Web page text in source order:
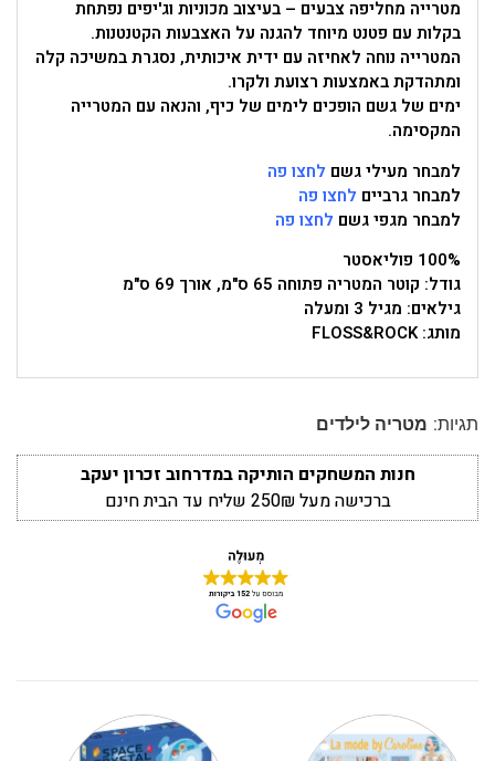
מטרייה מחליפה צבעים – בעיצוב מכוניות וג'יפים נפתחת
בקלות עם פטנט מיוחד להגנה על האצבעות הקטנטנות.
המטרייה נוחה לאחיזה עם ידית איכותית, נסגרת במשיכה קלה
ומתהדקת באמצעות רצועת ולקרו.
ימים של גשם הופכים לימים של כיף, והנאה עם המטרייה
המקסימה.
למבחר מעילי גשם לחצו פה
למבחר גרביים לחצו פה
למבחר מגפי גשם לחצו פה
100% פוליאסטר
גודל: קוטר המטריה פתוחה 65 ס"מ, אורך 69 ס"מ
גילאים: מגיל 3 ומעלה
מותג: FLOSS&ROCK
תגיות: מטריה לילדים
חנות המשחקים הותיקה במדרחוב זכרון יעקב
ברכישה מעל 250₪ שליח עד הבית חינם